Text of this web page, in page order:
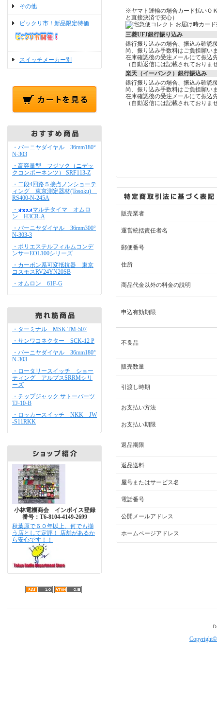
その他
ビックリ市！新品限定特価
スイッチメーカー別
・バーニヤダイヤル 36mm180°
N-303
・高容量型 フジソク（ニデッ
クコンポーネンツ） SRF113-Z
・二段4回路５接点ノンショーテ
ィング 東京測定器材(Tosoku)
RS400-N-245A
・
マルチタイマ オムロ
ン H3CR-A
・バーニヤダイヤル 36mm300°
N-303-3
・ポリエステルフィルムコンデ
ンサーEOL100シリーズ
・カーボン系可変抵抗器 東京
コスモスRV24YN20SB
・オムロン 61F-G
・ターミナル MSK TM-507
・サンワコネクター SCK-12 P
・バーニヤダイヤル 36mm180°
N-303
・ロータリースイッチ ショー
ティング アルプスSRRMシリ
ーズ
・チップジャック サトーパーツ
TJ-10-B
・ロッカースイッチ NKK JW
-S11RKK
小林電機商会 インボイス登録
番号：T6-8104-4149-2699
秋葉原で６０年以上、何でも揃
う店として定評！ 店舗があるか
ら安心です！！
※ヤマト運輸の場合カード払いＯ
と直接決済で安心）
三菱UFJ銀行振り込み
銀行振り込みの場合、振込み確認
尚、振り込み手数料はご負担願い
在庫確認後の受注メールにて振込
（自動返信には記載されておりま
楽天（イーバンク）銀行振込み
銀行振り込みの場合、振込み確認
尚、振り込み手数料はご負担願い
在庫確認後の受注メールにて振込
（自動返信には記載されておりま
販売業者
運営統括責任者名
郵便番号
住所
商品代金以外の料金の説明
申込有効期限
不良品
販売数量
引渡し時期
お支払い方法
お支払い期限
返品期限
返品送料
屋号またはサービス名
電話番号
公開メールアドレス
ホームページアドレス
Copyright©